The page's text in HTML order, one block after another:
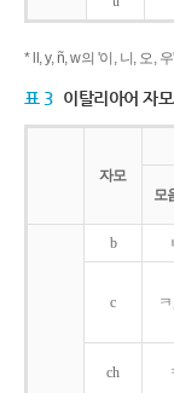
* ll, y, ñ, w의 '이, 니, 오,
표 3 이탈리아어 자
자모
모
b
c
ch